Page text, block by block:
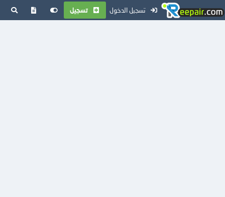
تسجيل الدخول تسجيل